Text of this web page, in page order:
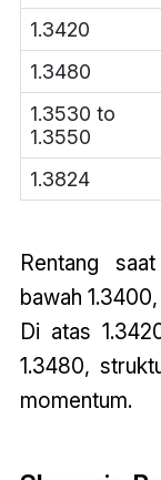
1.3420
1.3480
1.3530 to
1.3550
1.3824
Rentang
bawah
Di atas
1.3480,
momentum.